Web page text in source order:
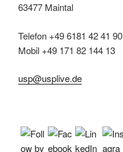
63477 Maintal
Telefon +49 6181 42 41 90
Mobil +49 171 82 144 13
usp@usplive.de